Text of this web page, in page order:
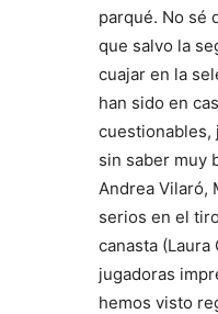
parqué. No sé
que salvo la
cuajar en la
han sido en
cuestionables,
sin saber muy
Andrea Vilaró,
serios en el
canasta
jugadoras
hemos visto